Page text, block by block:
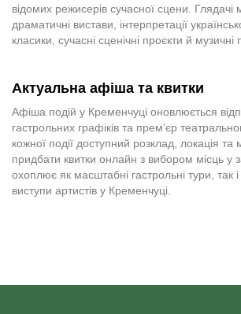
відомих режисерів сучасної сцени. Глядачі
драматичні вистави, інтерпретації
класики, сучасні сценічні проєкти й музичні
Актуальна афіша та квитки
Афіша подій у Кременчуці оновлюється
гастрольних графіків та прем’єр
кожної події доступний розклад, локація та
придбати квитки онлайн з вибором місць у
охоплює як масштабні гастрольні тури, так і
виступи артистів у Кременчуці.